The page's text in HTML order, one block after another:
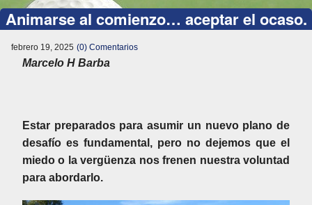
Categorias
Animarse al comienzo… aceptar el ocaso.
febrero 19, 2025 (0) Comentarios
Marcelo H Barba
Estar preparados para asumir un nuevo plano de
desafío es fundamental, pero no dejemos que el
miedo o la vergüenza nos frenen nuestra voluntad
para abordarlo.